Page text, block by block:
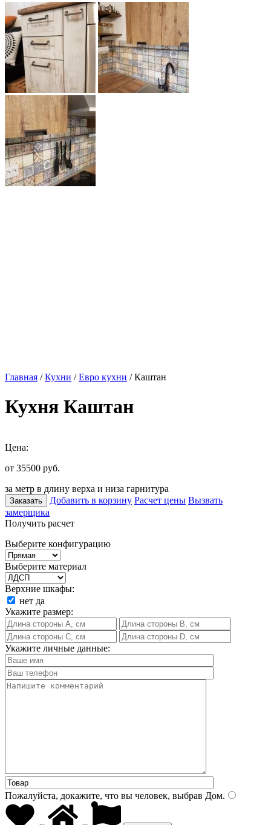
Главная /Кухни /Евро кухни / Каштан
Кухня Каштан
Цена:
от 35500 руб.
за метр в длину верха и низа гарнитура
Заказать Добавить в корзину Расчет цены Вызвать
замерщика
Получить расчет
Выберите конфигурацию
Выберите материал
Верхние шкафы:
нет да
Укажите размер:
Укажите личные данные:
Пожалуйста, докажите, что вы человек, выбрав Дом.